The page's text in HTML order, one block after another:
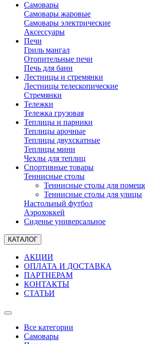
Самовары
Самовары жаровые
Самовары электрические
Аксессуары
Печи
Гриль мангал
Отопительные печи
Печь для бани
Лестницы и стремянки
Лестницы телескопические
Стремянки
Тележки
Тележка грузовая
Теплицы и парники
Теплицы арочные
Теплицы двухскатные
Теплицы мини
Чехлы для теплиц
Спортивные товары
Теннисные столы
Теннисные столы для
Теннисные столы для улицы
Настольный футбол
Аэрохоккей
Сиденье универсальное
КАТАЛОГ
АКЦИИ
ОПЛАТА И ДОСТАВКА
ПАРТНЕРАМ
КОНТАКТЫ
СТАТЬИ
Все категории
Самовары